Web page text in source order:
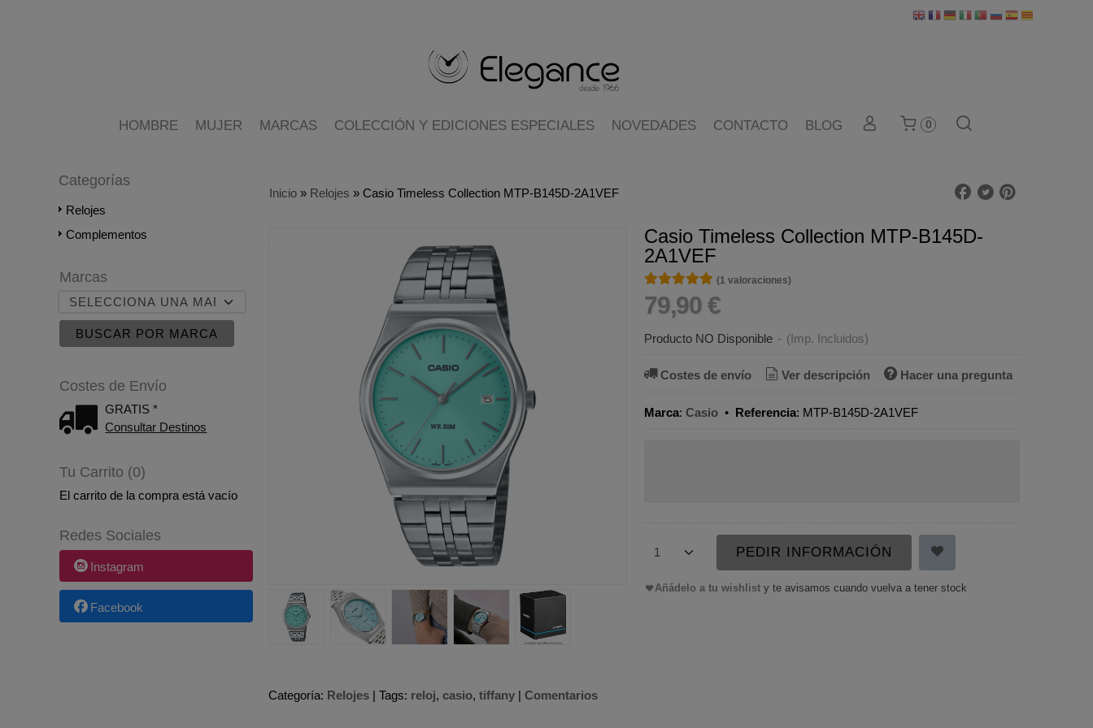
HOMBRE MUJER MARCAS COLECCIÓN Y EDICIONES ESPECIALES NOVEDADES CONTACTO BLOG 0
Categorías
Relojes
Complementos
Marcas
Costes de Envío
GRATIS *
Consultar Destinos
Tu Carrito (0)
El carrito de la compra está vacío
Redes Sociales
Instagram
Facebook
Inicio » Relojes » Casio Timeless Collection MTP-B145D-2A1VEF
Casio Timeless Collection MTP-B145D-
2A1VEF
★★★★★
★★★★★ (1 valoraciones)
79,90 €
Producto NO Disponible - (Imp. Incluidos)
Costes de envío Ver descripción Hacer una pregunta
Marca: Casio • Referencia: MTP-B145D-2A1VEF
PEDIR INFORMACIÓN
Añádelo a tu wishlist y te avisamos cuando vuelva a tener stock
Categoría: Relojes | Tags: reloj casio tiffany | Comentarios